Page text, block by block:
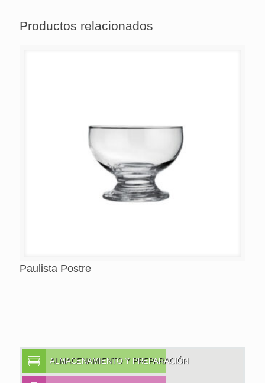
Productos relacionados
Paulista Postre
ALMACENAMIENTO Y PREPARACIÓN